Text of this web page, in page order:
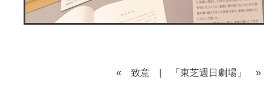
« 致意 「東芝週日劇場」 »